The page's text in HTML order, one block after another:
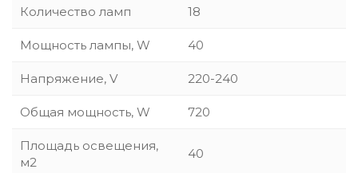
Количество ламп 18
Мощность лампы, W 40
Напряжение, V 220-240
Общая мощность, W 720
Площадь освещения,
м2
40